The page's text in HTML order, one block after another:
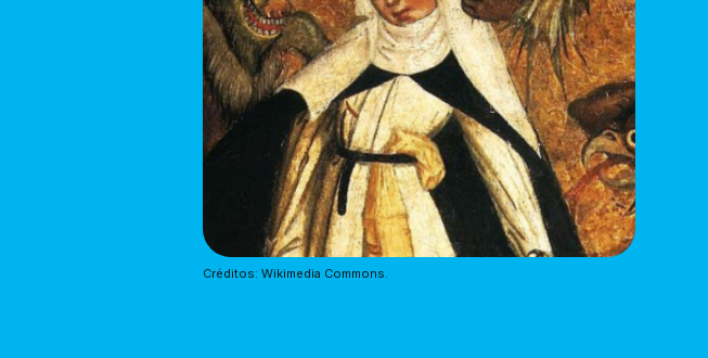
Créditos: Wikimedia Commons.